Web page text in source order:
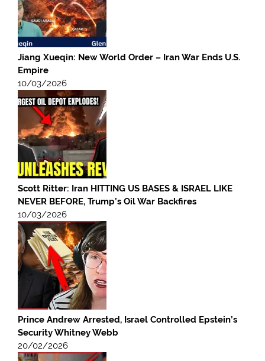
Jiang Xueqin: New World Order – Iran War Ends U.S.
Empire
10/03/2026
Scott Ritter: Iran HITTING US BASES & ISRAEL LIKE
NEVER BEFORE, Trump’s Oil War Backfires
10/03/2026
Prince Andrew Arrested, Israel Controlled Epstein’s
Security Whitney Webb
20/02/2026